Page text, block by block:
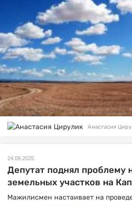
Анастасия
24.09.2025
Депутат поднял проблему
земельных участков на
Мажилисмен настаивает на